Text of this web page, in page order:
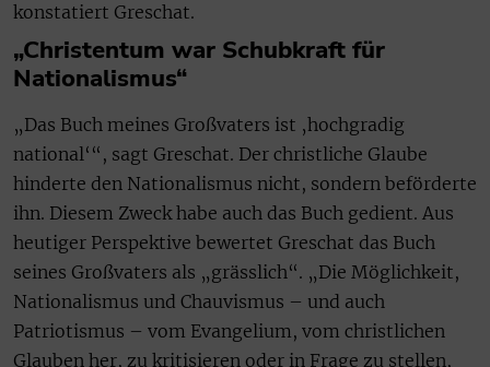
konstatiert Greschat.
„Christentum war Schubkraft für
Nationalismus“
„Das Buch meines Großvaters ist ‚hochgradig
national‘“, sagt Greschat. Der christliche Glaube
hinderte den Nationalismus nicht, sondern beförderte
ihn. Diesem Zweck habe auch das Buch gedient. Aus
heutiger Perspektive bewertet Greschat das Buch
seines Großvaters als „grässlich“. „Die Möglichkeit,
Nationalismus und Chauvismus – und auch
Patriotismus – vom Evangelium, vom christlichen
Glauben her, zu kritisieren oder in Frage zu stellen,